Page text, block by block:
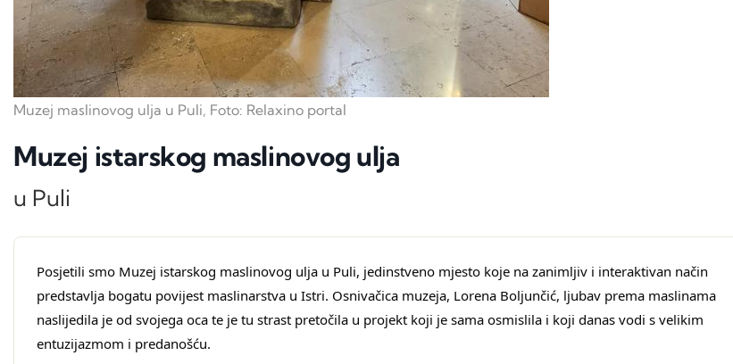
Muzej maslinovog ulja u Puli, Foto: Relaxino portal
Muzej istarskog maslinovog ulja
u Puli
Posjetili smo Muzej istarskog maslinovog ulja u Puli, jedinstveno mjesto koje na zanimljiv i interaktivan način
predstavlja bogatu povijest maslinarstva u Istri. Osnivačica muzeja, Lorena Boljunčić, ljubav prema maslinama
naslijedila je od svojega oca te je tu strast pretočila u projekt koji je sama osmislila i koji danas vodi s velikim
entuzijazmom i predanošću.